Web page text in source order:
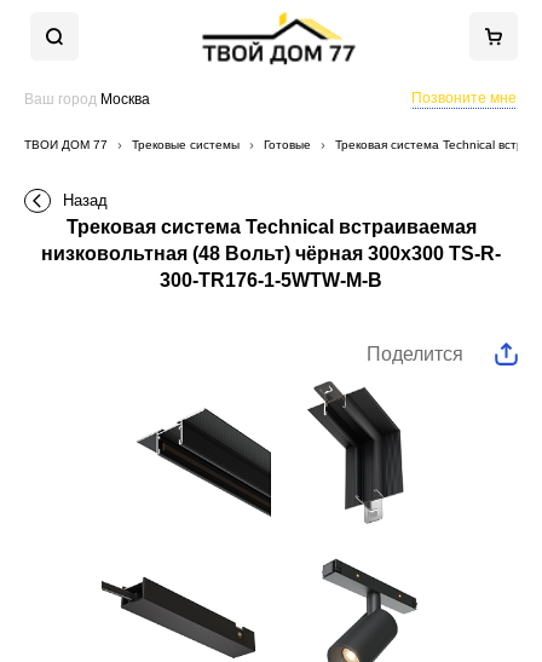
Ваш город Москва Позвоните мне
ТВОЙ ДОМ 77 Трековые системы Готовые Трековая система Technical
Назад
Трековая система Technical встраиваемая
низковольтная (48 Вольт) чёрная 300x300 TS-R-
300-TR176-1-5WTW-M-B
Поделится